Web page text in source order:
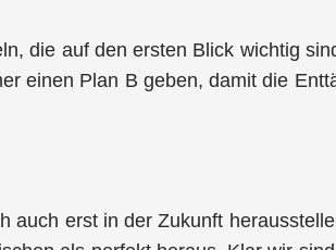
die auf den ersten Blick wichtig
einen Plan B geben, damit die
auch erst in der Zukunft